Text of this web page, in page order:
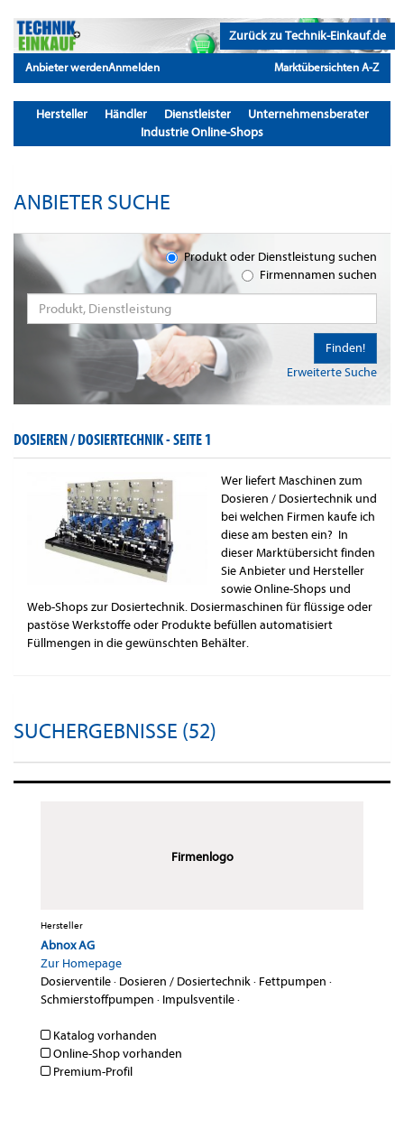
Zurück zu Technik-Einkauf.de
Anbieter werdenAnmelden Marktübersichten A-Z
Hersteller Händler Dienstleister
Unternehmensberater
Industrie Online-Shops
ANBIETER SUCHE
Produkt oder Dienstleistung suchen
Firmennamen suchen
Erweiterte Suche
Finden!
DOSIEREN / DOSIERTECHNIK -SEITE 1
Wer liefert Maschinen zum
Dosieren / Dosiertechnik und
bei welchen Firmen kaufe ich
diese am besten ein? In
dieser Marktübersicht finden
Sie Anbieter und Hersteller
sowie Online-Shops und
Web-Shops zur Dosiertechnik. Dosiermaschinen für flüssige oder
pastöse Werkstoffe oder Produkte befüllen automatisiert
Füllmengen in die gewünschten Behälter.
SUCHERGEBNISSE (52)
Firmenlogo
Hersteller
Abnox AG
Zur Homepage
Dosierventile· Dosieren / Dosiertechnik· Fettpumpen ·
Schmierstoffpumpen · Impulsventile·
Katalog vorhanden
Online-Shop vorhanden
Premium-Profil